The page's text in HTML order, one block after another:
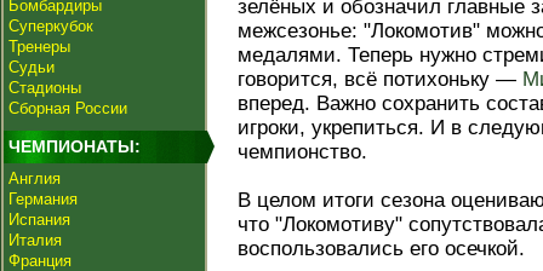
Бомбардиры
Суперкубок
Тренеры
Судьи
Стадионы
Сборная России
ЧЕМПИОНАТЫ:
Англия
Германия
Испания
Италия
Франция
зелёных и обозначил главные
межсезонье: "Локомотив"
медалями. Теперь нужно
говорится, всё потихоньку —
вперед. Важно сохранить
игроки, укрепиться. И в
чемпионство.
В целом итоги сезона
что "Локомотиву"
воспользовались его осечкой.